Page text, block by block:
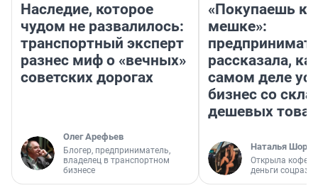
Наследие, которое
чудом не развалилось:
транспортный эксперт
разнес миф о «вечных»
советских дорогах
Олег Арефьев
Блогер, предприниматель,
владелец в транспортном
бизнесе
«Покупаешь
мешке»:
рассказала,
самом деле
бизнес со
дешевых
Наталья
Открыла
деньги